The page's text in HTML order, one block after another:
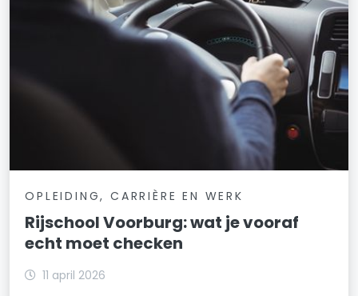
OPLEIDING, CARRIÈRE EN WERK
Rijschool Voorburg: wat je vooraf
echt moet checken
11 april 2026